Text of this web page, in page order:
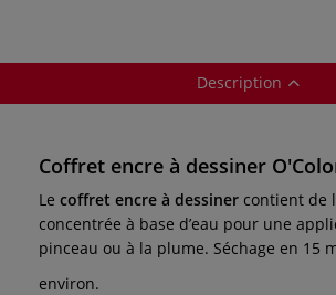
Description
Coffret encre à dessiner
Le coffret encre à dessiner contient de
concentrée à base d’eau pour une
pinceau ou à la plume. Séchage en 15
environ.